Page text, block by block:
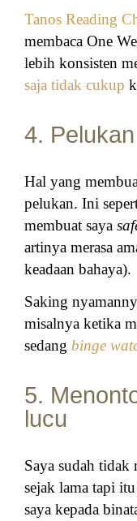
Tanos Reading
membaca One
lebih konsisten
saja tidak cukup
4. Pelukan
Hal yang
pelukan. Ini
membuat saya
artinya merasa
keadaan bahaya).
Saking
misalnya ketika
sedang binge
5.
lucu
Saya sudah tidak
sejak lama tapi
saya kepada